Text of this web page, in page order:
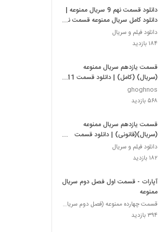
دانلود قسمت نهم 9 سریال ممنوعه |
دانلود کامل سریال ممنوعه قسمت نهم
- نه - 9- HD"
دانلود فیلم و سریال
۱۸۴ بازدید
قسمت یازدهم سریال ممنوعه
(سریال) (کامل) | دانلود قسمت 11
ممنوعه - 11- ده - HD
ghoghnos
۵۶۸ بازدید
قسمت یازدهم سریال ممنوعه
(سریال)(قانونی) | دانلود قسمت
11(فصل 1) سریال ممنوعه . 11
دانلود فیلم و سریال
۱۸۲ بازدید
آپارات - قسمت اول فصل دوم سریال
ممنوعه
قسمت چهارده ممنوعه (فصل دوم سریال)
۳۹۴ بازدید